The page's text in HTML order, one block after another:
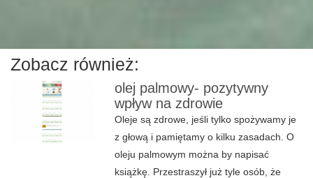
Zobacz również:
olej palmowy- pozytywny
wpływ na zdrowie
Oleje są zdrowe, jeśli tylko spożywamy je
z głową i pamiętamy o kilku zasadach. O
oleju palmowym można by napisać
książkę. Przestraszył już tyle osób, że